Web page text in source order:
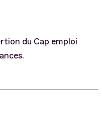
du Cap emploi